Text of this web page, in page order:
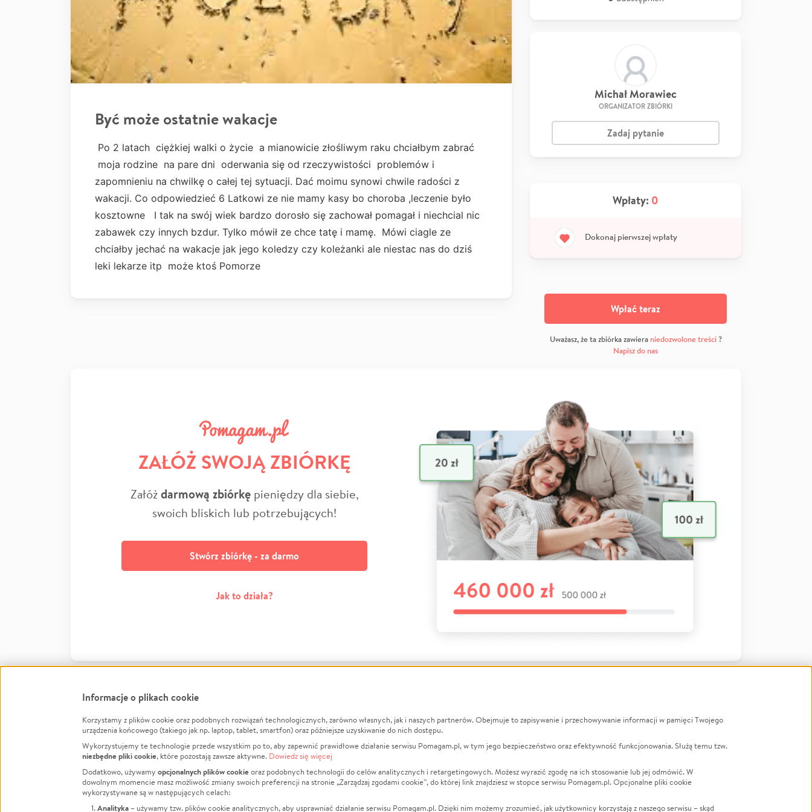
Być może ostatnie wakacje
Po 2 latach ciężkiej walki o życie a mianowicie złośliwym raku chciałbym zabrać
moja rodzine na pare dni oderwania się od rzeczywistości problemów i
zapomnieniu na chwilkę o całej tej sytuacji. Dać moimu synowi chwile radości z
wakacji. Co odpowiedzieć 6 Latkowi ze nie mamy kasy bo choroba ,leczenie było
kosztowne I tak na swój wiek bardzo dorosło się zachował pomagał i niechcial nic
zabawek czy innych bzdur. Tylko mówił ze chce tatę i mamę. Mówi ciagle ze
chciałby jechać na wakacje jak jego koledzy czy koleżanki ale niestac nas do dziś
leki lekarze itp może ktoś Pomorze
Michał Morawiec
ORGANIZATOR ZBIÓRKI
Zadaj pytanie
Wpłaty: 0
Dokonaj pierwszej wpłaty
Wpłać teraz
Uważasz, że ta zbiórka zawiera niedozwolone treści?
Napisz do nas
ZAŁÓŻ SWOJĄ ZBIÓRKĘ
Załóżdarmową zbiórkępieniędzy dla siebie,
swoich bliskich lub potrzebujących!
Stwórz zbiórkę - za darmo
Jak to działa?
FacebookTwitter Instagram
LinkedInTikTok Youtube
Informacje
Jak to działa?
Regulamin
Polityka Prywatności
O nas
Opinie
Raporty
Za darmo
Zbieraj na
Leczenie
Zwierzęta
Pożar
LGBTQ+
Powódź
Wichura
Informacje o plikach cookie
Korzystamy z plików cookie oraz podobnych rozwiązań technologicznych, zarówno własnych, jak i naszych partnerów. Obejmuje to zapisywanie i przechowywanie informacji w pamięci Twojego
urządzenia końcowego (takiego jak np. laptop, tablet, smartfon) oraz późniejsze uzyskiwanie do nich dostępu.
Wykorzystujemy te technologie przede wszystkim po to, aby zapewnić prawidłowe działanie serwisu Pomagam.pl, w tym jego bezpieczeństwo oraz efektywność funkcjonowania. Służą temu tzw.
niezbędne pliki cookie, które pozostają zawsze aktywne. Dowiedz się więcej
Dodatkowo, używamy opcjonalnych plików cookieoraz podobnych technologii do celów analitycznych i retargetingowych. Możesz wyrazić zgodę na ich stosowanie lub jej odmówić. W
dowolnym momencie masz możliwość zmiany swoich preferencji na stronie „Zarządzaj zgodami cookie”, do której link znajdziesz w stopce serwisu Pomagam.pl. Opcjonalne pliki cookie
wykorzystywane są w następujących celach:
Analityka – używamy tzw. plików cookie analitycznych, aby usprawniać działanie serwisu Pomagam.pl. Dzięki nim możemy zrozumieć, jak użytkownicy korzystają z naszego serwisu – skąd